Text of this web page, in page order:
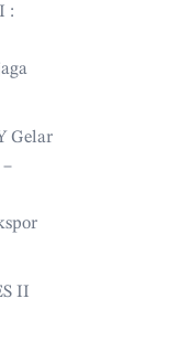
:
Gelar
II